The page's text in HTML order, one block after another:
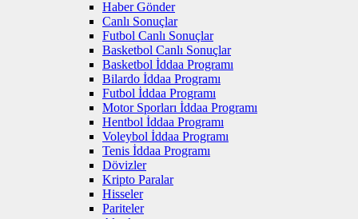
Haber Gönder
Canlı Sonuçlar
Futbol Canlı Sonuçlar
Basketbol Canlı Sonuçlar
Basketbol İddaa Programı
Bilardo İddaa Programı
Futbol İddaa Programı
Motor Sporları İddaa Programı
Hentbol İddaa Programı
Voleybol İddaa Programı
Tenis İddaa Programı
Dövizler
Kripto Paralar
Hisseler
Pariteler